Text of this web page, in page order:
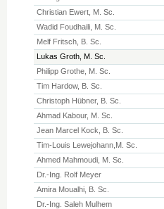
Christian Ewert, M. Sc.
Wadid Foudhaili, M. Sc.
Melf Fritsch, B. Sc.
Lukas Groth, M. Sc.
Philipp Grothe, M. Sc.
Tim Hardow, B. Sc.
Christoph Hübner, B. Sc.
Ahmad Kabour, M. Sc.
Jean Marcel Kock, B. Sc.
Tim-Louis Lewejohann,M. Sc.
Ahmed Mahmoudi, M. Sc.
Dr.-Ing. Rolf Meyer
Amira Moualhi, B. Sc.
Dr.-Ing. Saleh Mulhem